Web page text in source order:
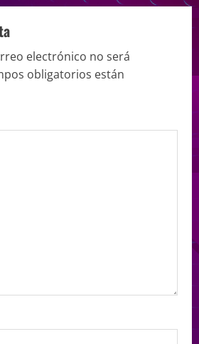
electrónico no será
obligatorios están